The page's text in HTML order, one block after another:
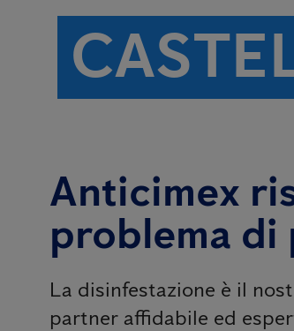
Anticimex
problema di
La disinfestazione è il
partner affidabile ed